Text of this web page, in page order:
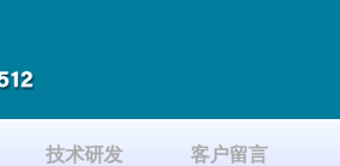
技术研发 客户留言